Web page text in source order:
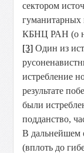
сектором
гуманитарных
КБНЦ РАН (о
[3] Один из
истребление
результате
были
подданство,
В дальнейшем
(вплоть до